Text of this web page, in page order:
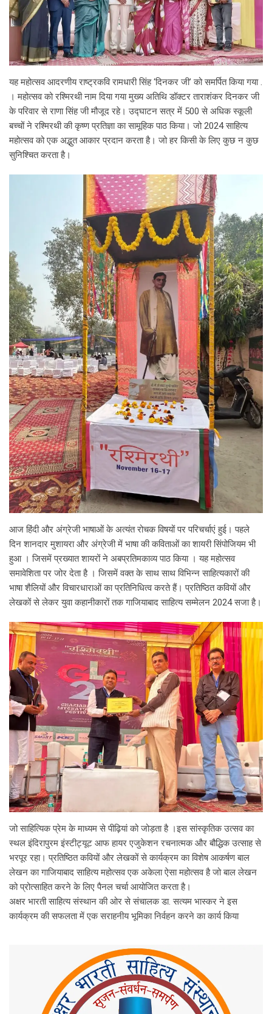
यह महोत्सव आदरणीय राष्ट्रकवि रामधारी सिंह ‘दिनकर जी’ को समर्पित किया गया .
। महोत्सव को रश्मिरथी नाम दिया गया मुख्य अतिथि डॉक्टर ताराशंकर दिनकर जी
के परिवार से राणा सिंह जी मौजूद रहे। उद्घाटन सत्र में 500 से अधिक स्कूली
बच्चों ने रश्मिरथी की कृष्ण प्रतिज्ञा का सामूहिक पाठ किया। जो 2024 साहित्य
महोत्सव को एक अद्भुत आकार प्रदान करता है। जो हर किसी के लिए कुछ न कुछ
सुनिश्चित करता है।
आज हिंदी और अंग्रेजी भाषाओं के अत्यंत रोचक विषयों पर परिचर्चाएं हुई। पहले
दिन शानदार मुशायरा और अंग्रेजी में भाषा की कविताओं का शायरी सिंपोजियम भी
हुआ । जिसमें प्रख्यात शायरों ने अबप्रतिमकाव्य पाठ किया । यह महोत्सव
समावेशिता पर जोर देता है । जिसमें वक्त के साथ साथ विभिन्न साहित्यकारों की
भाषा शैलियों और विचारधाराओं का प्रतिनिधित्व करते हैं। प्रतिष्ठित कवियों और
लेखकों से लेकर युवा कहानीकारों तक गाजियाबाद साहित्य सम्मेलन 2024 सजा है।
जो साहित्यिक प्रेम के माध्यम से पीढ़ियां को जोड़ता है ।इस सांस्कृतिक उत्सव का
स्थल इंदिरापुरम इंस्टीट्यूट आफ हायर एजुकेशन रचनात्मक और बौद्धिक उत्साह से
भरपूर रहा। प्रतिष्ठित कवियों और लेखकों से कार्यक्रम का विशेष आकर्षण बाल
लेखन का गाजियाबाद साहित्य महोत्सव एक अकेला ऐसा महोत्सव है जो बाल लेखन
को प्रोत्साहित करने के लिए पैनल चर्चा आयोजित करता है।
अक्षर भारती साहित्य संस्थान की ओर से संचालक डा. सत्यम भास्कर ने इस
कार्यक्रम की सफलता में एक सराहनीय भूमिका निर्वहन करने का कार्य किया